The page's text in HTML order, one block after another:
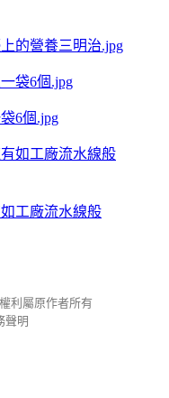
的營養三明治.jpg
6個.jpg
工廠流水線般
利屬原作者所有
聲明